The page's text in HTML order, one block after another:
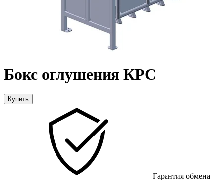
Бокс оглушения КРС
Купить
Гарантия обмена